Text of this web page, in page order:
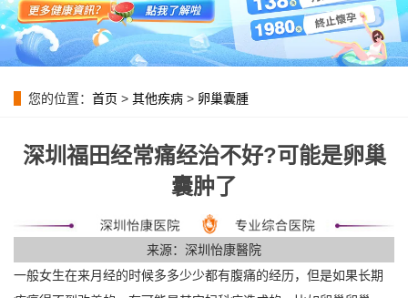
您的位置： 首页 > 其他疾病 > 卵巢囊腫
深圳福田经常痛经治不好?可能是卵巢
囊肿了
来源：深圳怡康醫院
一般女生在来月经的时候多多少少都有腹痛的经历，但是如果长期